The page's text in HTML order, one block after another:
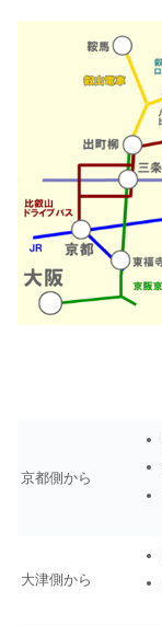
京都側から
大津側から